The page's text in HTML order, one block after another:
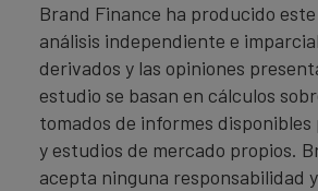
Brand Finance ha producido
análisis independiente e
derivados y las opiniones
estudio se basan en cálculos
tomados de informes
y estudios de mercado propios.
acepta ninguna responsabilidad